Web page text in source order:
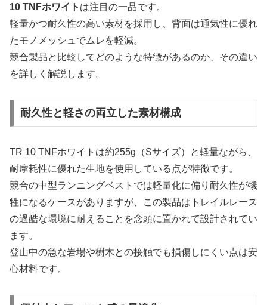
10 TNFホワイト は注目の一品です。
軽量かつ耐久性の高い素材を採用し、背面は通気性に優れ
たモノメッシュでムレを軽減。
競合製品と比較してどのような特徴があるのか、その違い
を詳しく解説します。
耐久性と軽さの両立した素材構成
TR 10 TNFホワイトは約255g（Sサイズ）と軽量ながら、
耐摩耗性に優れた生地を使用している点が特徴です。
競合の中型ランニングベストでは軽量化に偏り耐久性が犠
牲になるケースがありますが、この製品はトレイルレース
の過酷な環境に耐えることを念頭に置かれて設計されてい
ます。
登山中の急な岩場や樹木との接触でも損傷しにくい点は安
心材料です。